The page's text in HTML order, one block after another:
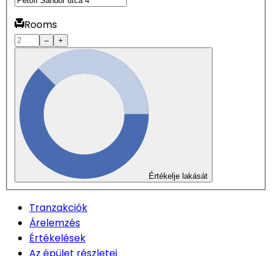
Rooms
– +
Értékelje lakását
Tranzakciók
Árelemzés
Értékelések